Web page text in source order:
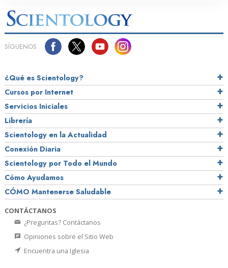
SÍGUENOS
¿Qué es Scientology?
Cursos por Internet
Servicios Iniciales
Librería
Scientology en la Actualidad
Conexión Diaria
Scientology por Todo el Mundo
Cómo Ayudamos
CÓMO Mantenerse Saludable
CONTÁCTANOS
¿Preguntas? Contáctanos
Opiniones sobre el Sitio Web
Encuentra una Iglesia